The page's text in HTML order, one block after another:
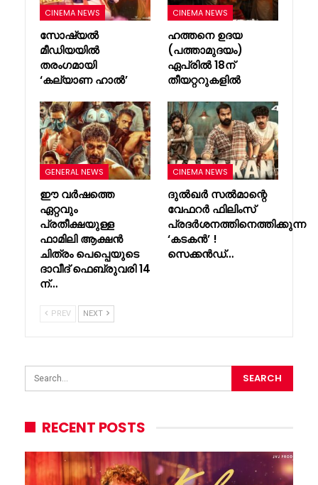
CINEMA NEWS
സോഷ്യൽ
മീഡിയയിൽ
തരംഗമായി
‘കല്യാണ ഹാൽ’
CINEMA NEWS
ഹത്തനെ ഉദയ
(പത്താമുദയം)
ഏപ്രിൽ 18ന്
തീയറ്ററുകളിൽ
GENERAL NEWS
ഈ വർഷത്തെ
ഏറ്റവും
പ്രതീക്ഷയുള്ള
ഫാമിലി ആക്ഷൻ
ചിത്രം പെപ്പെയുടെ
ദാവീദ് ഫെബ്രുവരി 14
ന്…
CINEMA NEWS
ദുൽഖർ സൽമാന്റെ
വേഫറർ ഫിലിംസ്
പ്രദർശനത്തിനെത്തിക്കുന്ന
‘കടകൻ’ !
സെക്കൻഡ്…
PREV NEXT
RECENT POSTS